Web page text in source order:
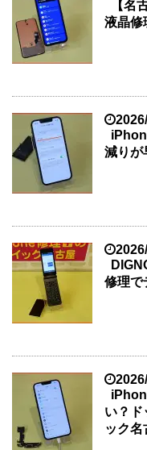
【名
液晶修
減りが
修理で
い？ド
ック名